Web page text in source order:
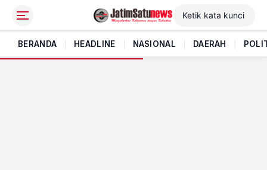
BERANDA HEADLINE NASIONAL DAERAH